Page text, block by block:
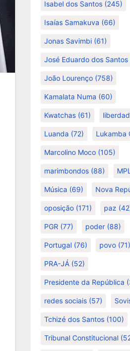
Isabel dos Santos (245)
Isaías Samakuva (66)
Jonas Savimbi (61)
José Eduardo dos Santos
João Lourenço (758)
Kamalata Numa (60)
Kwatchas (61)
Luanda (72) Lukamba
Marcolino Moco (105)
marimbondos (88)
Música (69) Nova
oposição (171) paz
PGR (77) poder (88)
Portugal (76) povo (71)
PRA-JÁ (52)
Presidente da República
redes sociais (57)
Tchizé dos Santos (100)
Tribunal Constitucional